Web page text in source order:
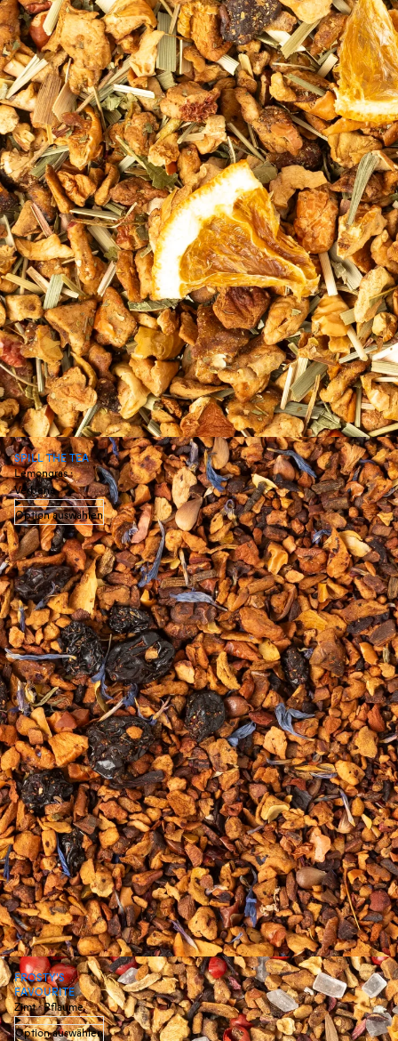
SPILL THE TEA
Lemongras ·
Verbene
Option auswählen
FROSTY'S
FAVOURITE
Zimt · Pflaume
Option auswählen